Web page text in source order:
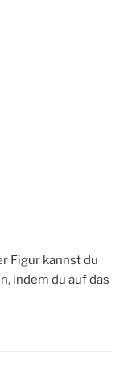
Figur kannst du
indem du auf das